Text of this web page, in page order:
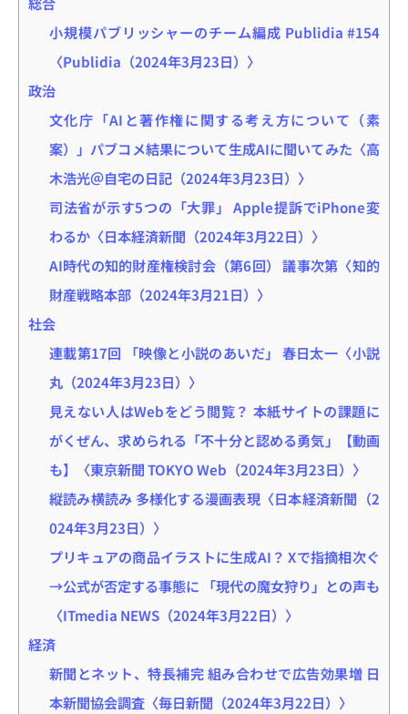
小規模パブリッシャーのチーム編成 Publidia #154
〈Publidia（2024年3月23日）〉
政治
文化庁「AIと著作権に関する考え方について（素
案）」パブコメ結果について生成AIに聞いてみた〈高
木浩光＠自宅の日記（2024年3月23日）〉
司法省が示す5つの「大罪」 Apple提訴でiPhone変
わるか〈日本経済新聞（2024年3月22日）〉
AI時代の知的財産権検討会（第6回） 議事次第〈知的
財産戦略本部（2024年3月21日）〉
社会
連載第17回 「映像と小説のあいだ」 春日太一〈小説
丸（2024年3月23日）〉
見えない人はWebをどう閲覧？ 本紙サイトの課題に
がくぜん、求められる「不十分と認める勇気」【動画
も】〈東京新聞 TOKYO Web（2024年3月23日）〉
縦読み横読み 多様化する漫画表現〈日本経済新聞（2
024年3月23日）〉
プリキュアの商品イラストに生成AI？ Xで指摘相次ぐ
→公式が否定する事態に 「現代の魔女狩り」との声も
〈ITmedia NEWS（2024年3月22日）〉
経済
新聞とネット、特長補完 組み合わせで広告効果増 日
本新聞協会調査〈毎日新聞（2024年3月22日）〉